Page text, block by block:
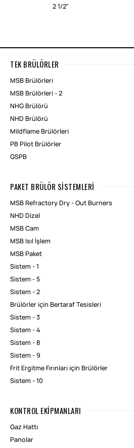
2 1/2"
TEK BRÜLÖRLER
MSB Brülörleri
MSB Brülörleri - 2
NHG Brülörü
NHD Brülörü
Mildflame Brülörleri
PB Pilot Brülörler
GSPB
PAKET BRÜLÖR SISTEMLERI
MSB Refractory Dry - Out Burners
NHD Dizel
MSB Cam
MSB Isıl İşlem
MSB Paket
Sistem - 1
Sistem - 5
Sistem - 2
Brülörler için Bertaraf Tesisleri
Sistem - 3
Sistem - 4
Sistem - 8
Sistem - 9
Frit Ergitme Fırınları için Brülörler
Sistem - 10
KONTROL EKIPMANLARI
Gaz Hattı
Panolar